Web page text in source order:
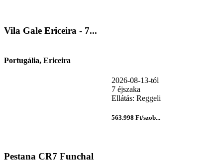
Vila Gale Ericeira - 7...
Portugália, Ericeira
2026-08-13-tól
7 éjszaka
Ellátás: Reggeli
563.998 Ft/szob...
Pestana CR7 Funchal